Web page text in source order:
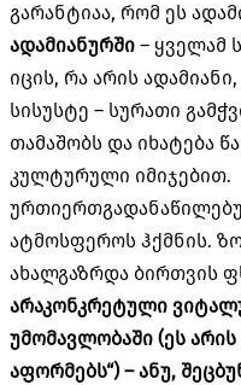
გარანტიაა, რომ ეს
ადამიანურში – ყველამ
იცის, რა არის
სისუსტე – სურათი
თამაშობს და იხატება
კულტურული იმიჯებით.
ატმოსფეროს ჰქმნის.
ახალგაზრდა ბირთვის
არაკონკრეტული
უმომავლობაში (ეს არის
აფორმებს“) –ანუ,